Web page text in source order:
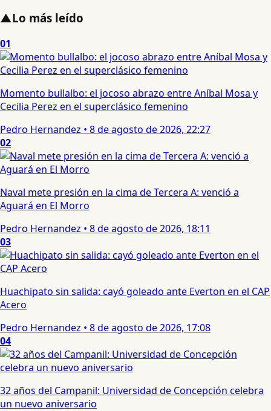
▲Lo más leído
01
Momento bullalbo: el jocoso abrazo entre Aníbal Mosa y
Cecilia Perez en el superclásico femenino
Pedro Hernandez • 8 de agosto de 2026, 22:27
02
Naval mete presión en la cima de Tercera A: venció a
Aguará en El Morro
Pedro Hernandez • 8 de agosto de 2026, 18:11
03
Huachipato sin salida: cayó goleado ante Everton en el CAP
Acero
Pedro Hernandez • 8 de agosto de 2026, 17:08
04
32 años del Campanil: Universidad de Concepción celebra
un nuevo aniversario